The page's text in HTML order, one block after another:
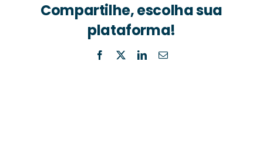
Compartilhe, escolha sua
plataforma!
Facebook LinkedInEmail